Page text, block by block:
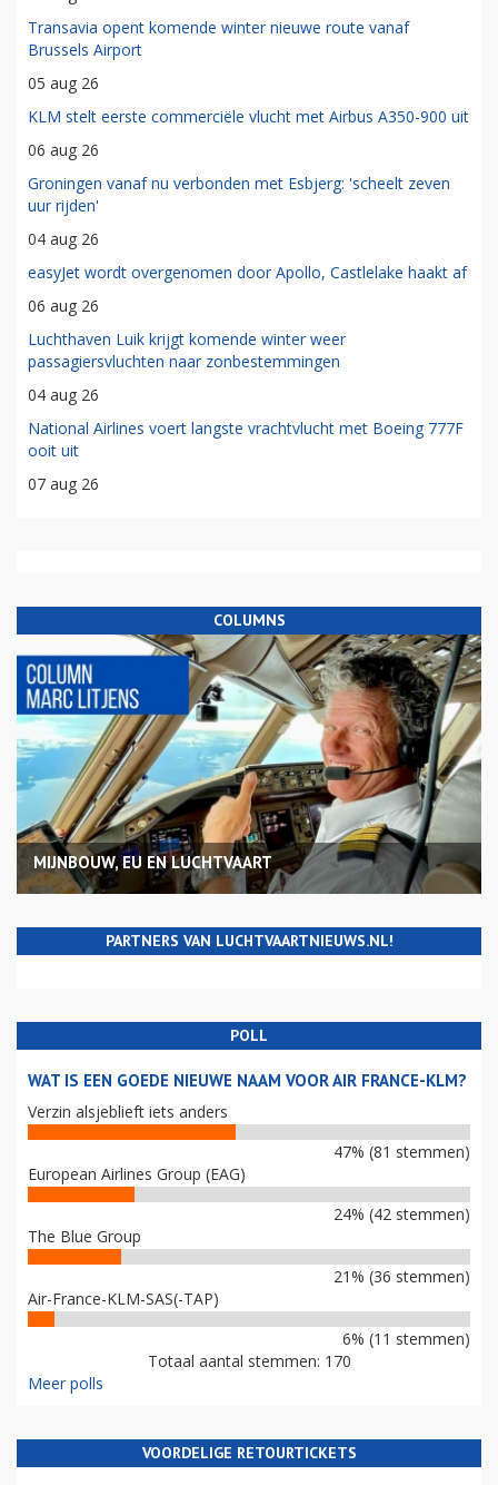
Transavia opent komende winter nieuwe route vanaf
Brussels Airport
05 aug 26
KLM stelt eerste commerciële vlucht met Airbus A350-900 uit
06 aug 26
Groningen vanaf nu verbonden met Esbjerg: 'scheelt zeven
uur rijden'
04 aug 26
easyJet wordt overgenomen door Apollo, Castlelake haakt af
06 aug 26
Luchthaven Luik krijgt komende winter weer
passagiersvluchten naar zonbestemmingen
04 aug 26
National Airlines voert langste vrachtvlucht met Boeing 777F
ooit uit
07 aug 26
COLUMNS
MIJNBOUW, EU EN LUCHTVAART
PARTNERS VAN LUCHTVAARTNIEUWS.NL!
POLL
WAT IS EEN GOEDE NIEUWE NAAM VOOR AIR FRANCE-KLM?
Verzin alsjeblieft iets anders
47% (81 stemmen)
European Airlines Group (EAG)
24% (42 stemmen)
The Blue Group
21% (36 stemmen)
Air-France-KLM-SAS(-TAP)
6% (11 stemmen)
Totaal aantal stemmen: 170
Meer polls
VOORDELIGE RETOURTICKETS